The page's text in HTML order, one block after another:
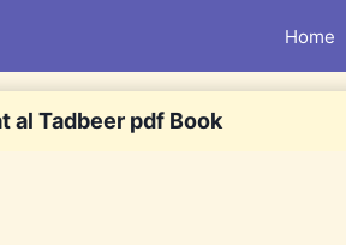
Home
al Tadbeer pdf Book